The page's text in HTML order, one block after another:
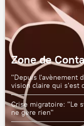
Zone de
"Depuis l'avènement
vision claire qui s'est
Crise migratoire: "Le
ne gère rien"